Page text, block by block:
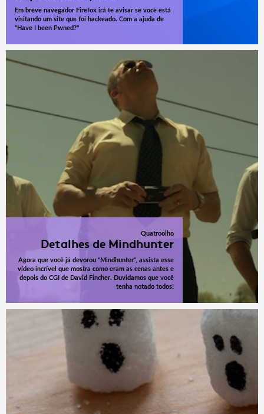
Em breve navegador Firefox irá te avisar se você está
visitando um site que foi hackeado. Com a ajuda de
"Have I been Pwned?"
Quatroolho
Detalhes de Mindhunter
Agora que você já devorou "Mindhunter", assista esse
vídeo incrível que mostra como eram as cenas antes e
depois do CGI de David Fincher. Duvidamos que você
tenha notado todos!